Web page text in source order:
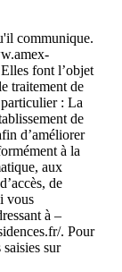
communique.
font l’objet
traitement de
: La
de
d’améliorer
à la
aux
de
vous
à –
. Pour
sur